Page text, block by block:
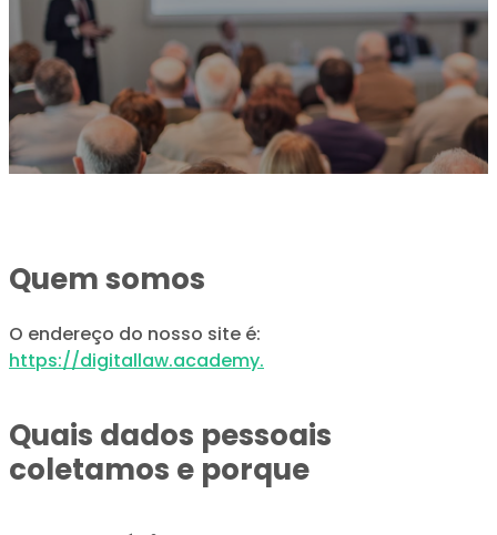
Quem somos
O endereço do nosso site é:
https://digitallaw.academy.
Quais dados pessoais
coletamos e porque